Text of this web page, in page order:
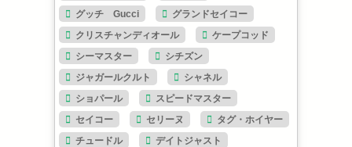
グッチ Gucci
グランドセイコー
クリスチャンディオール
ケープコッド
シーマスター
シチズン
ジャガールクルト
シャネル
ショパール
スピードマスター
セイコー
セリーヌ
タグ・ホイヤー
チュードル
デイトジャスト